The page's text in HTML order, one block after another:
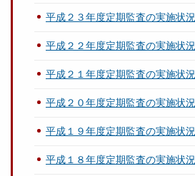
平成２３年度定期監査の実施状況
平成２２年度定期監査の実施状況
平成２１年度定期監査の実施状況
平成２０年度定期監査の実施状況
平成１９年度定期監査の実施状況
平成１８年度定期監査の実施状況